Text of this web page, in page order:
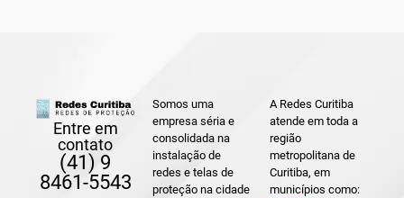
Entre em
contato
(41) 9
8461-5543
Somos uma
empresa séria e
consolidada na
instalação de
redes e telas de
proteção na cidade
A Redes Curitiba
atende em toda a
região
metropolitana de
Curitiba, em
municípios como: